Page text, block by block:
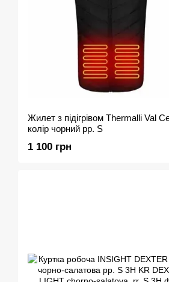
Жилет з підігрівом Thermalli Val
колір чорний рр. S
1 100 грн